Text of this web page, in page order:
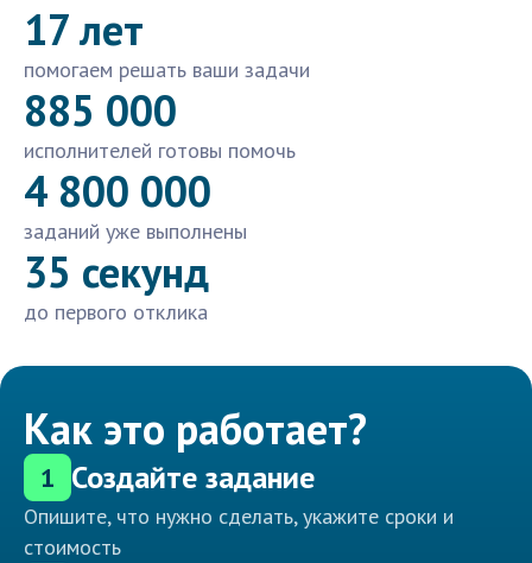
17 лет
помогаем решать ваши задачи
885 000
исполнителей готовы помочь
4 800 000
заданий уже выполнены
35 секунд
до первого отклика
Как это работает?
1 Создайте задание
Опишите, что нужно сделать, укажите сроки и
стоимость